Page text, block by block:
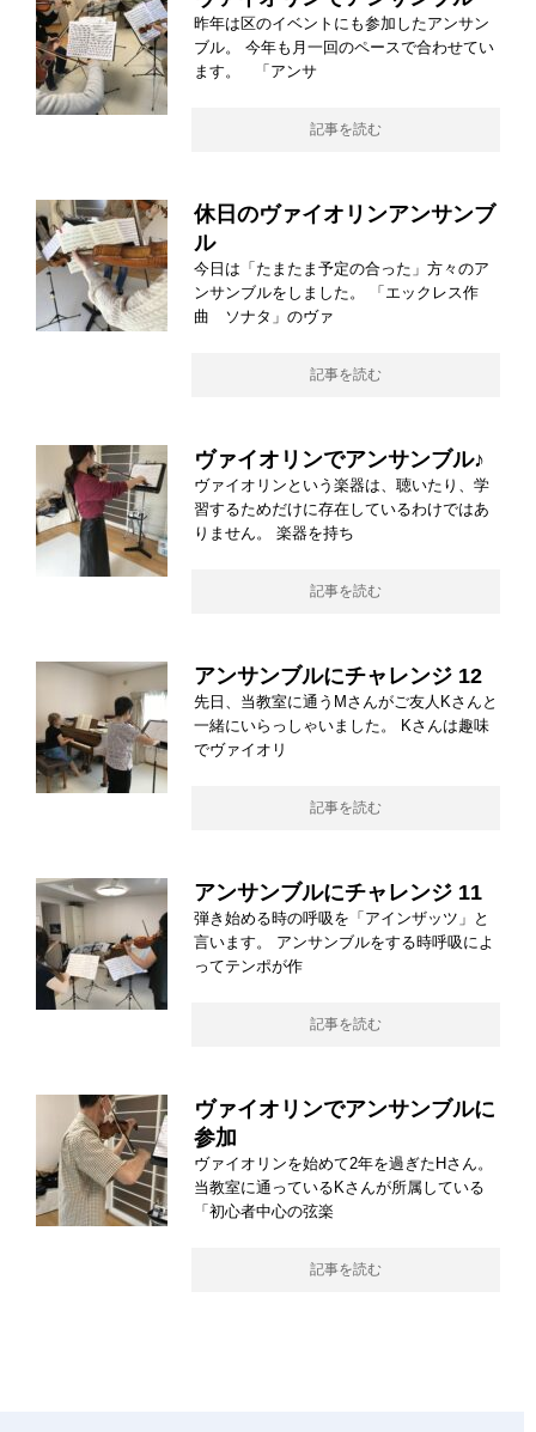
昨年は区のイベントにも参加したアンサン
ブル。 今年も月一回のペースで合わせてい
ます。 「アンサ
記事を読む
休日のヴァイオリンアンサンブ
ル
今日は「たまたま予定の合った」方々のア
ンサンブルをしました。 「エックレス作
曲 ソナタ」のヴァ
記事を読む
ヴァイオリンでアンサンブル♪
ヴァイオリンという楽器は、聴いたり、学
習するためだけに存在しているわけではあ
りません。 楽器を持ち
記事を読む
アンサンブルにチャレンジ 12
先日、当教室に通うMさんがご友人Kさんと
一緒にいらっしゃいました。 Kさんは趣味
でヴァイオリ
記事を読む
アンサンブルにチャレンジ 11
弾き始める時の呼吸を「アインザッツ」と
言います。 アンサンブルをする時呼吸によ
ってテンポが作
記事を読む
ヴァイオリンでアンサンブルに
参加
ヴァイオリンを始めて2年を過ぎたHさん。
当教室に通っているKさんが所属している
「初心者中心の弦楽
記事を読む